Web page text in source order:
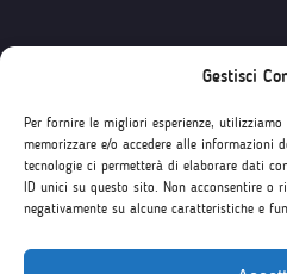
Gestisci
Per fornire le migliori esperienze,
memorizzare e/o accedere alle informazioni
tecnologie ci permetterà di elaborare dati
ID unici su questo sito. Non acconsentire o
negativamente su alcune caratteristiche e